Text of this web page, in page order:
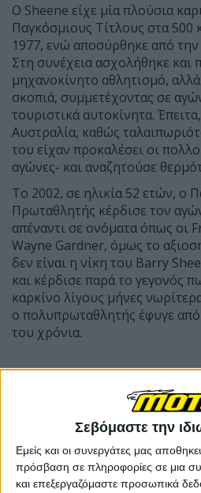
Σεβόμαστε την
Εμείς και οι συνεργάτες μας
πρόσβαση σε πληροφορίες σε μια
και επεξεργαζόμαστε προσωπικά
Ο Sheene είχε μία πλούσια
Παγκόσμιους Τίτλους στα 500
1977, ενώ αποσύρθηκε από
Στη συνέχεια ασχολήθηκε και
μηχανοκίνητο αθλητισμό,
σκοπιά, συμμετέχοντας σε
τουριστικά αυτοκίνητα.
Αυστραλία, καθώς
του είχαν προκαλέσει οι
αγώνες- και αναζητούσε
Το 2002, σε ηλικία 52 ετών, ο
Πρωταθλητής κέρδισε τον
απέναντι σε ονόματα όπως οι
Wayne Gardner, όμως το
δεν είναι η νίκη του Barry
και κέρδισε παρά το γεγονός
καρκίνο λίγους μήνες
ο πολυπρωταθλητής έφυγε
του χρόνια.